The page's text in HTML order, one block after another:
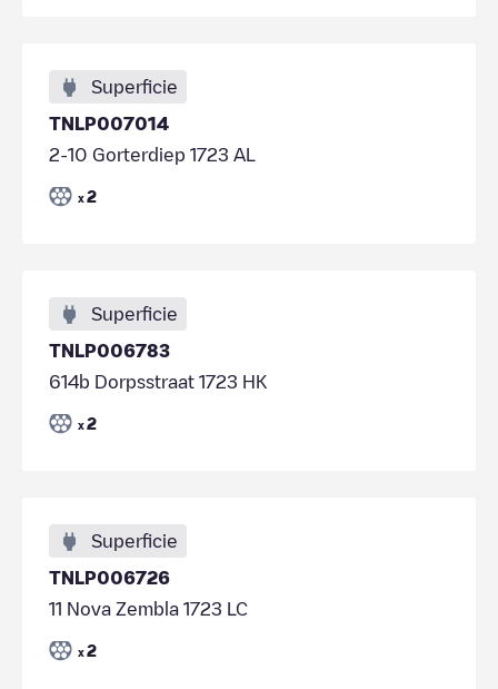
Superficie
TNLP007014
2-10 Gorterdiep 1723 AL
x 2
Superficie
TNLP006783
614b Dorpsstraat 1723 HK
x 2
Superficie
TNLP006726
11 Nova Zembla 1723 LC
x 2